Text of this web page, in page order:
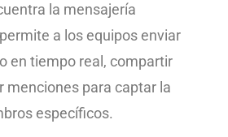
la mensajería
a los equipos enviar
en tiempo real, compartir
menciones para captar la
específicos.